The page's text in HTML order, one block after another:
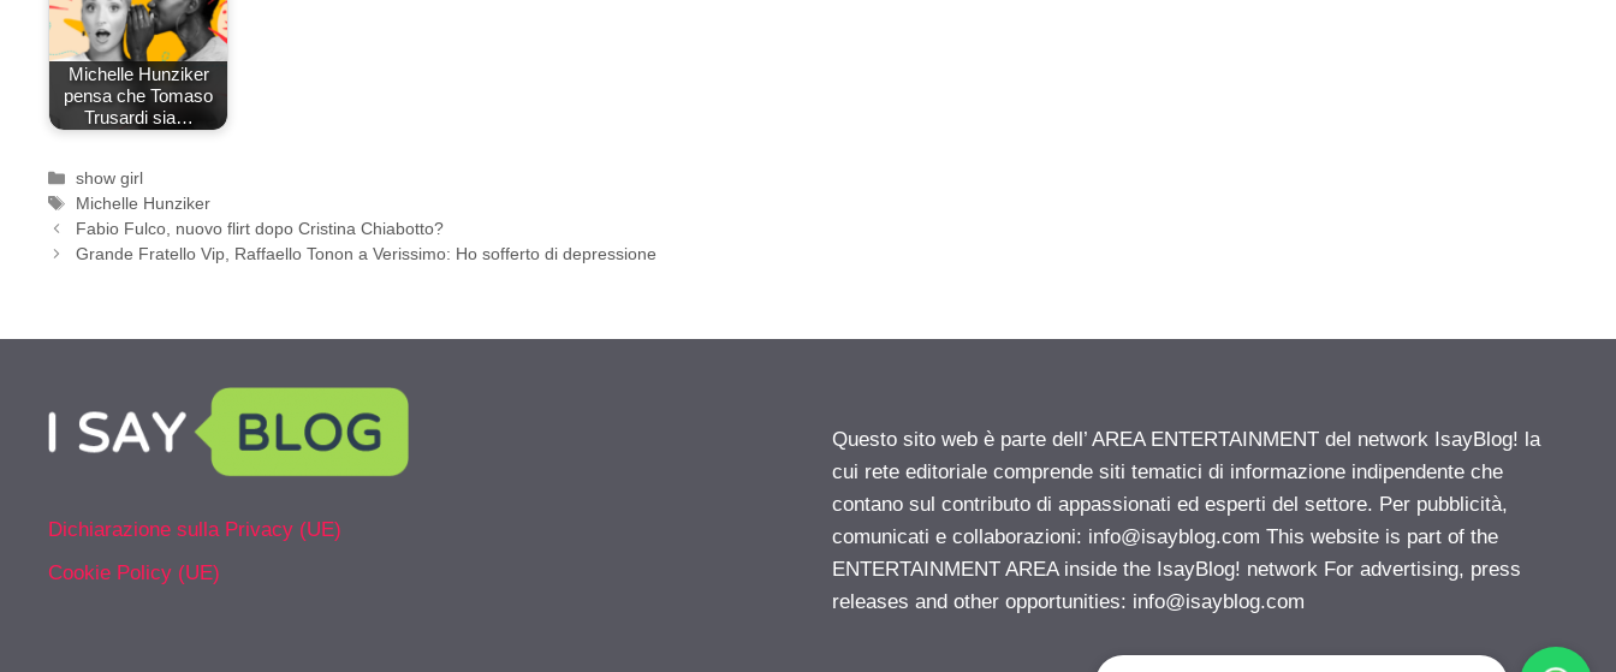
Michelle Hunziker
pensa che Tomaso
Trusardi sia…
Categorie
show girl
Tag
Michelle Hunziker
Fabio Fulco, nuovo flirt dopo Cristina Chiabotto?
Grande Fratello Vip, Raffaello Tonon a Verissimo: Ho sofferto di depressione
Dichiarazione sulla Privacy (UE)
Cookie Policy (UE)
Questo sito web è parte dell’ AREA ENTERTAINMENT del network IsayBlog! la
cui rete editoriale comprende siti tematici di informazione indipendente che
contano sul contributo di appassionati ed esperti del settore. Per pubblicità,
comunicati e collaborazioni: info@isayblog.com This website is part of the
ENTERTAINMENT AREA inside the IsayBlog! network For advertising, press
releases and other opportunities: info@isayblog.com